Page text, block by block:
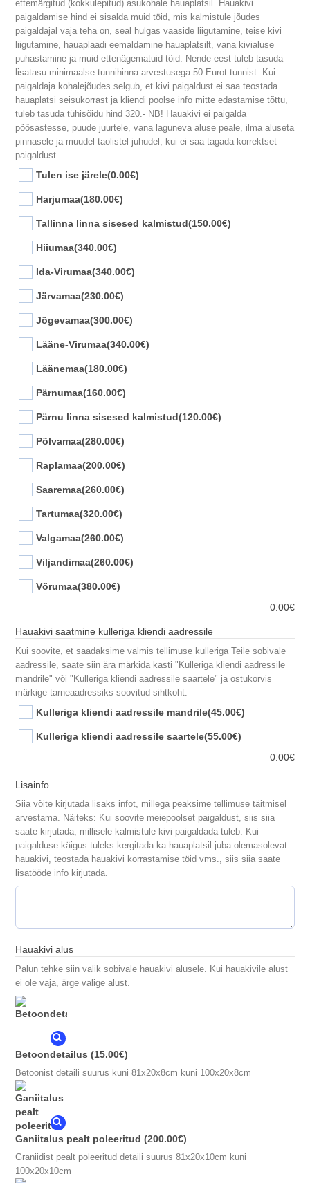
ettemärgitud (kokkulepitud) asukohale hauaplatsil. Hauakivi
paigaldamise hind ei sisalda muid töid, mis kalmistule jõudes
paigaldajal vaja teha on, seal hulgas vaaside liigutamine, teise kivi
liigutamine, hauaplaadi eemaldamine hauaplatsilt, vana kivialuse
puhastamine ja muid ettenägematuid töid. Nende eest tuleb tasuda
lisatasu minimaalse tunnihinna arvestusega 50 Eurot tunnist. Kui
paigaldaja kohalejõudes selgub, et kivi paigaldust ei saa teostada
hauaplatsi seisukorrast ja kliendi poolse info mitte edastamise tõttu,
tuleb tasuda tühisõidu hind 320.- NB! Hauakivi ei paigalda
põõsastesse, puude juurtele, vana laguneva aluse peale, ilma aluseta
pinnasele ja muudel taolistel juhudel, kui ei saa tagada korrektset
paigaldust.
Tulen ise järele(0.00€)
Harjumaa(180.00€)
Tallinna linna sisesed kalmistud(150.00€)
Hiiumaa(340.00€)
Ida-Virumaa(340.00€)
Järvamaa(230.00€)
Jõgevamaa(300.00€)
Lääne-Virumaa(340.00€)
Läänemaa(180.00€)
Pärnumaa(160.00€)
Pärnu linna sisesed kalmistud(120.00€)
Põlvamaa(280.00€)
Raplamaa(200.00€)
Saaremaa(260.00€)
Tartumaa(320.00€)
Valgamaa(260.00€)
Viljandimaa(260.00€)
Võrumaa(380.00€)
0.00€
Hauakivi saatmine kulleriga kliendi aadressile
Kui soovite, et saadaksime valmis tellimuse kulleriga Teile sobivale
aadressile, saate siin ära märkida kasti "Kulleriga kliendi aadressile
mandrile" või "Kulleriga kliendi aadressile saartele" ja ostukorvis
märkige tarneaadressiks soovitud sihtkoht.
Kulleriga kliendi aadressile mandrile(45.00€)
Kulleriga kliendi aadressile saartele(55.00€)
0.00€
Lisainfo
Siia võite kirjutada lisaks infot, millega peaksime tellimuse täitmisel
arvestama. Näiteks: Kui soovite meiepoolset paigaldust, siis siia
saate kirjutada, millisele kalmistule kivi paigaldada tuleb. Kui
paigalduse käigus tuleks kergitada ka hauaplatsil juba olemasolevat
hauakivi, teostada hauakivi korrastamise töid vms., siis siia saate
lisatööde info kirjutada.
Hauakivi alus
Palun tehke siin valik sobivale hauakivi alusele. Kui hauakivile alust
ei ole vaja, ärge valige alust.
Betoondetailus (15.00€)
Betoonist detaili suurus kuni 81x20x8cm kuni 100x20x8cm
Ganiitalus pealt poleeritud (200.00€)
Graniidist pealt poleeritud detaili suurus 81x20x10cm kuni
100x20x10cm